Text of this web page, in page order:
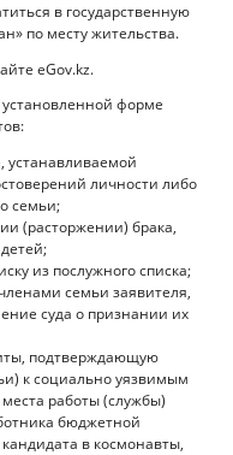
в государственную
по месту жительства.
eGov.kz.
форме
устанавливаемой
личности либо
семьи;
(расторжении) брака,
из послужного списка;
семьи заявителя,
суда о признании их
подтверждающую
к социально уязвимым
работы (службы)
бюджетной
в космонавты,